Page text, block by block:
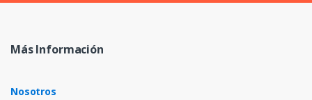
Más Información
Nosotros